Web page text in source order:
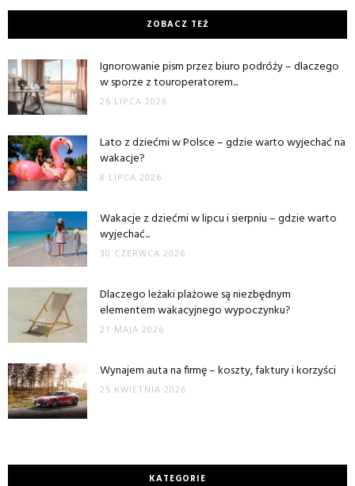
ZOBACZ TEŻ
Ignorowanie pism przez biuro podróży – dlaczego
w sporze z touroperatorem...
26 LIPCA 2026
Lato z dziećmi w Polsce – gdzie warto wyjechać na
wakacje?
8 LIPCA 2026
Wakacje z dziećmi w lipcu i sierpniu – gdzie warto
wyjechać...
30 CZERWCA 2026
Dlaczego leżaki plażowe są niezbędnym
elementem wakacyjnego wypoczynku?
21 MAJA 2026
Wynajem auta na firmę – koszty, faktury i korzyści
25 KWIETNIA 2026
KATEGORIE